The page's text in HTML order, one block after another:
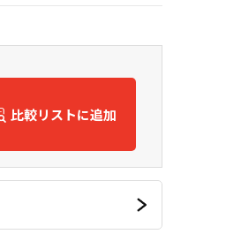
比較リストに追加